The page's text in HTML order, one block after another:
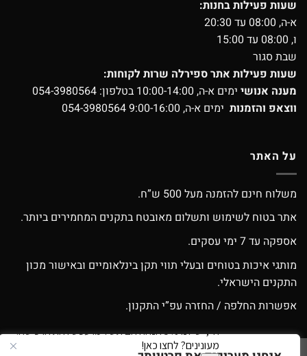
שעות פעילות בחנות:
א-ה, 08:00 עד 20:30
ו, 08:00 עד 15:00
שבת סגור
שעות פעילות אתר ספירלה שרות לקוחות:
מענה אנושיימים א-ה, 10:00-14:00 בטלפון:
054-3980564
ווצאפ והזמנותימים א-ה, 9:00-16:00 054-3980564
על האתר
משלוח חינם להזמנה מעל 500 ש”ח.
אתר בטוח לשימוש ותשלום מאובטח בתקנים המחמירים ביותר.
אספקה עד 7 ימי עסקים.
מותגי איכות בטוחים ובעלי תווי תקן בינלאומיים ובאישור מכון
התקנים הישראלי.
אפשרות החלפה / החזרה עפ”י התקנון.